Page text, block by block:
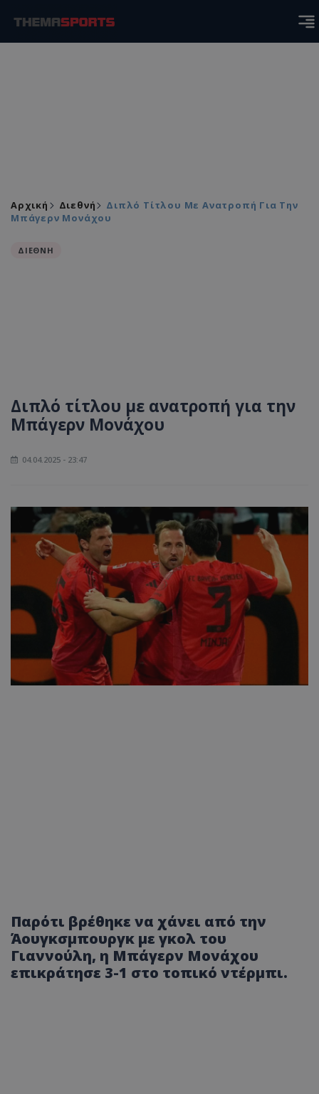
Αρχική Διεθνή
Διπλό Τίτλου Με Ανατροπή Για Την
Μπάγερν Μονάχου
ΔΙΕΘΝΗ
Διπλό τίτλου με ανατροπή για την
Μπάγερν Μονάχου
04.04.2025 - 23:47
Παρότι βρέθηκε να χάνει από την
Άουγκσμπουργκ με γκολ του
Γιαννούλη, η Μπάγερν Μονάχου
επικράτησε 3-1 στο τοπικό ντέρμπι.